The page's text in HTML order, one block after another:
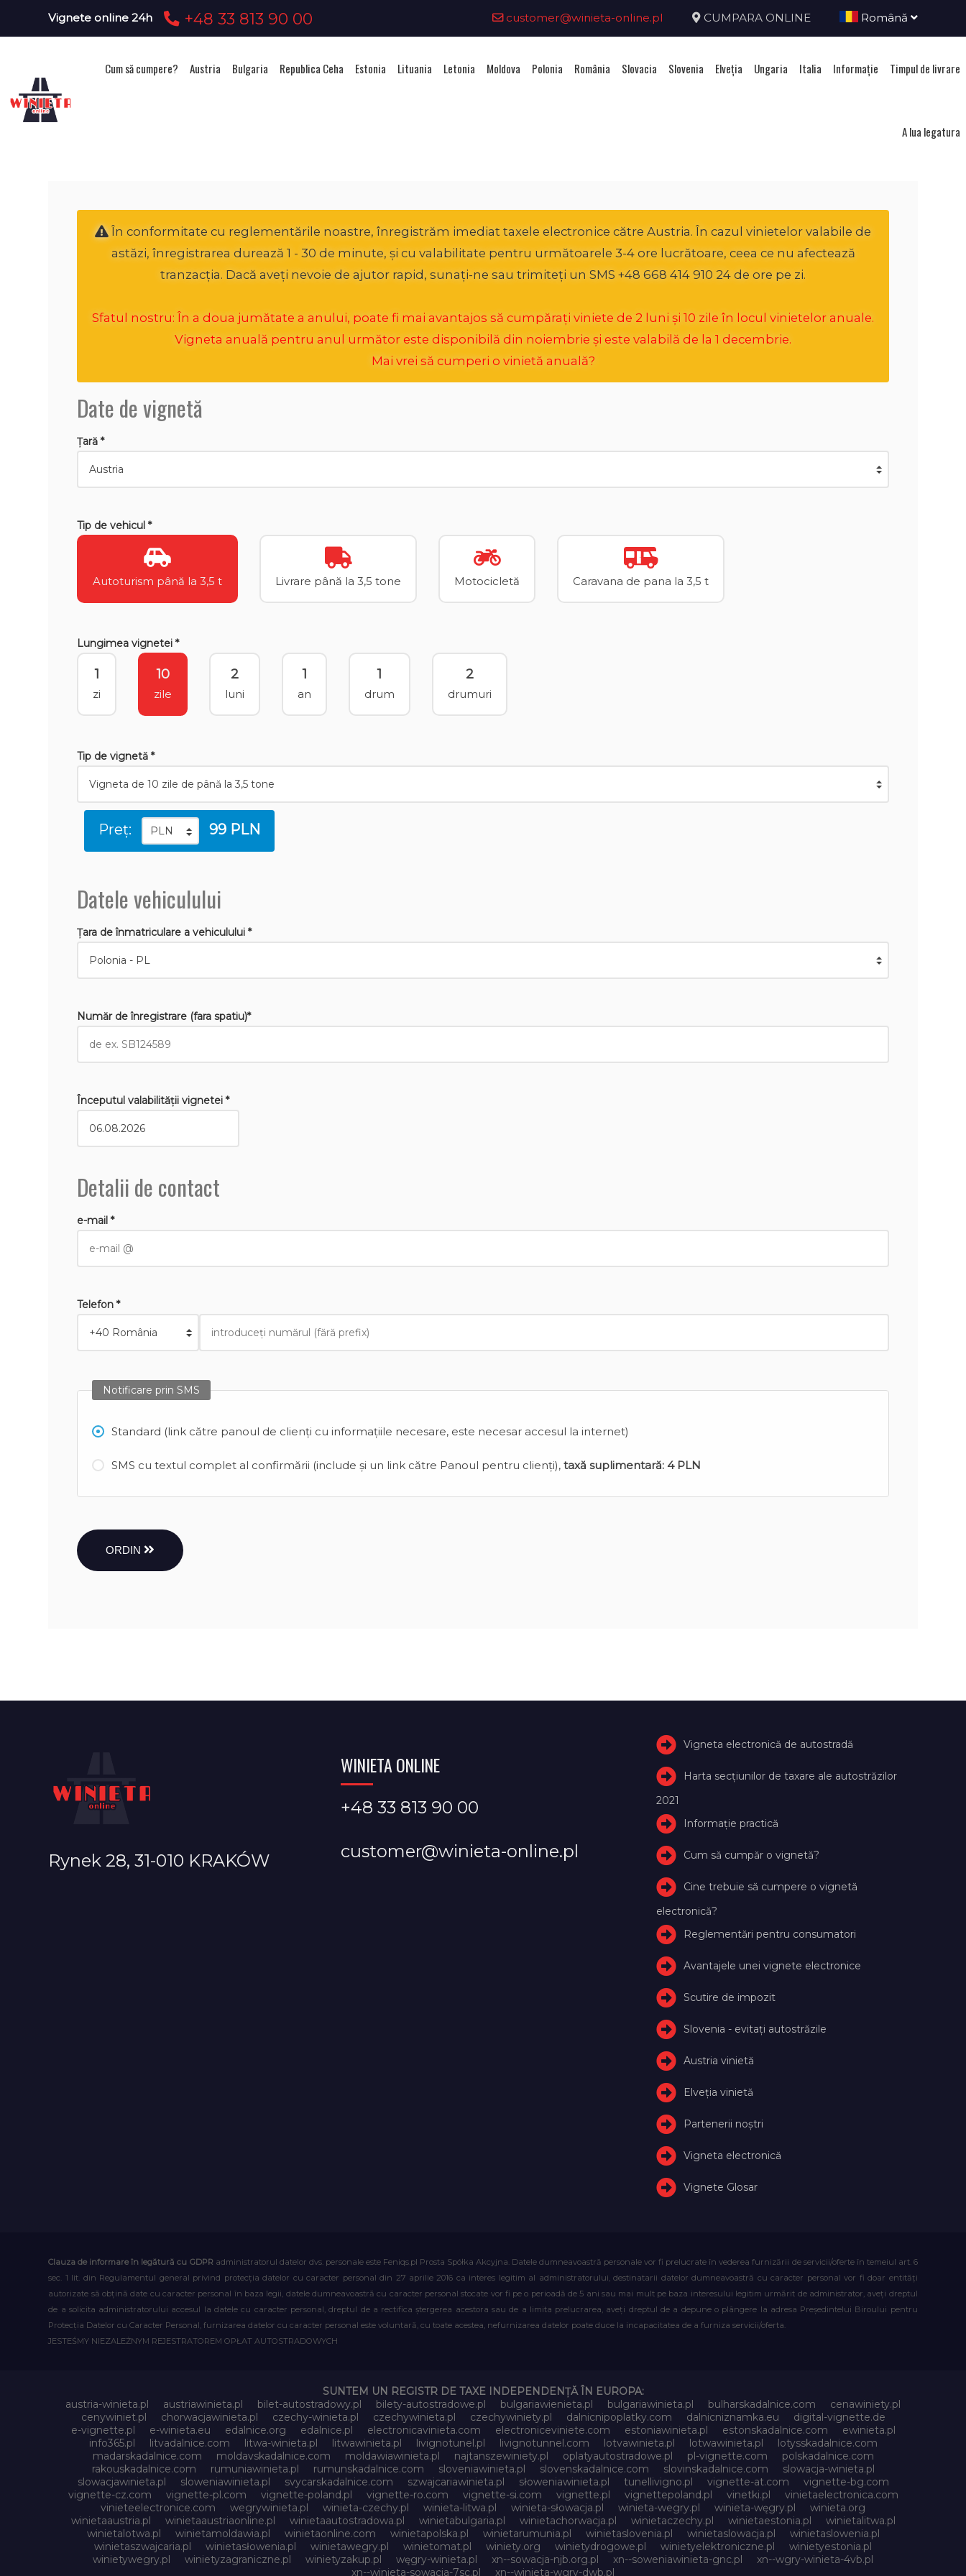
Vignete online 24h +48 33 813 90 00 customer@winieta-online.pl CUMPARA ONLINE Română
Cum să cumpere? Austria Bulgaria Republica Ceha Estonia Lituania Letonia Moldova Polonia România Slovacia Slovenia Elveţia Ungaria Italia Informație Timpul de livrare
A lua legatura
În conformitate cu reglementările noastre, înregistrăm imediat taxele electronice către Austria. În cazul vinietelor valabile de
astăzi, înregistrarea durează 1 - 30 de minute, și cu valabilitate pentru următoarele 3-4 ore lucrătoare, ceea ce nu afectează
tranzacția. Dacă aveți nevoie de ajutor rapid, sunați-ne sau trimiteți un SMS +48 668 414 910 24 de ore pe zi.
Sfatul nostru: În a doua jumătate a anului, poate fi mai avantajos să cumpărați viniete de 2 luni și 10 zile în locul vinietelor anuale.
Vigneta anuală pentru anul următor este disponibilă din noiembrie și este valabilă de la 1 decembrie.
Mai vrei să cumperi o vinietă anuală?
Date de vignetă
Țară *
Tip de vehicul *
Autoturism până la 3,5 t Livrare până la 3,5 tone Motocicletă Caravana de pana la 3,5 t
Lungimea vignetei *
1
zi
10
zile
2
luni
1
an
1
drum
2
drumuri
Tip de vignetă *
Preț: 99 PLN
Datele vehiculului
Țara de înmatriculare a vehiculului *
Număr de înregistrare (fara spatiu)*
Începutul valabilităţii vignetei *
Detalii de contact
e-mail *
Telefon *
Notificare prin SMS
Standard (link către panoul de clienți cu informațiile necesare, este necesar accesul la internet)
SMS cu textul complet al confirmării (include și un link către Panoul pentru clienți),taxă suplimentară: 4 PLN
ORDIN
Rynek 28, 31-010 KRAKÓW
WINIETA ONLINE
+48 33 813 90 00
customer@winieta-online.pl
Vigneta electronică de autostradă
Harta secțiunilor de taxare ale autostrăzilor
2021
Informație practică
Cum să cumpăr o vignetă?
Cine trebuie să cumpere o vignetă
electronică?
Reglementări pentru consumatori
Avantajele unei vignete electronice
Scutire de impozit
Slovenia - evitați autostrăzile
Austria vinietă
Elveţia vinietă
Partenerii noștri
Vigneta electronică
Vignete Glosar
Clauza de informare în legătură cu GDPR administratorul datelor dvs. personale este Feniqs.pl Prosta Spółka Akcyjna. Datele dumneavoastră personale vor fi prelucrate în vederea furnizării de servicii/oferte în temeiul art. 6
sec. 1 lit. din Regulamentul general privind protecția datelor cu caracter personal din 27 aprilie 2016 ca interes legitim al administratorului, destinatarii datelor dumneavoastră cu caracter personal vor fi doar entități
autorizate să obțină date cu caracter personal în baza legii, datele dumneavoastră cu caracter personal stocate vor fi pe o perioadă de 5 ani sau mai mult pe baza interesului legitim urmărit de administrator, aveți dreptul
de a solicita administratorului accesul la datele cu caracter personal, dreptul de a rectifica ștergerea acestora sau de a limita prelucrarea, aveți dreptul de a depune o plângere la adresa Președintelui Biroului pentru
Protecția Datelor cu Caracter Personal, furnizarea datelor cu caracter personal este voluntară, cu toate acestea, nefurnizarea datelor poate duce la incapacitatea de a furniza servicii/oferta.
JESTEŚMY NIEZALEŻNYM REJESTRATOREM OPŁAT AUTOSTRADOWYCH
SUNTEM UN REGISTR DE TAXE INDEPENDENȚĂ ÎN EUROPA:
austria-winieta.pl
austriawinieta.pl bilet-autostradowy.pl bilety-autostradowe.pl bulgariawienieta.pl bulgariawinieta.pl bulharskadalnice.com
cenawiniety.pl
cenywiniet.pl
chorwacjawinieta.pl czechy-winieta.pl czechywinieta.pl czechywiniety.pl dalnicnipoplatky.com dalnicniznamka.eu
digital-vignette.de
e-vignette.pl
e-winieta.eu edalnice.org edalnice.pl electronicavinieta.com electroniceviniete.com estoniawinieta.pl estonskadalnice.com
ewinieta.pl
info365.pl
litvadalnice.com litwa-winieta.pl litwawinieta.pl livignotunel.pl livignotunnel.com lotvawinieta.pl lotwawinieta.pl
lotysskadalnice.com
madarskadalnice.com
moldavskadalnice.com moldawiawinieta.pl najtanszewiniety.pl oplatyautostradowe.pl pl-vignette.com
polskadalnice.com
rakouskadalnice.com
rumuniawinieta.pl rumunskadalnice.com sloveniawinieta.pl slovenskadalnice.com slovinskadalnice.com
slowacja-winieta.pl
slowacjawinieta.pl
sloweniawinieta.pl svycarskadalnice.com szwajcariawinieta.pl słoweniawinieta.pl tunellivigno.pl vignette-at.com
vignette-bg.com
vignette-cz.com
vignette-pl.com vignette-poland.pl vignette-ro.com vignette-si.com vignette.pl vignettepoland.pl vinetki.pl
vinietaelectronica.com
vinieteelectronice.com
wegrywinieta.pl winieta-czechy.pl winieta-litwa.pl winieta-słowacja.pl winieta-wegry.pl winieta-węgry.pl
winieta.org
winietaaustria.pl
winietaaustriaonline.pl winietaautostradowa.pl winietabulgaria.pl winietachorwacja.pl winietaczechy.pl winietaestonia.pl
winietalitwa.pl
winietalotwa.pl
winietamoldawia.pl winietaonline.com winietapolska.pl winietarumunia.pl winietaslovenia.pl winietaslowacja.pl
winietaslowenia.pl
winietaszwajcaria.pl
winietasłowenia.pl winietawegry.pl winietomat.pl winiety.org winietydrogowe.pl winietyelektroniczne.pl
winietyestonia.pl
winietywegry.pl
winietyzagraniczne.pl winietyzakup.pl węgry-winieta.pl xn--sowacja-njb.org.pl xn--soweniawinieta-gnc.pl
xn--wgry-winieta-4vb.pl
xn--winieta-sowacja-7sc.pl
xn--winieta-wgry-dwb.pl